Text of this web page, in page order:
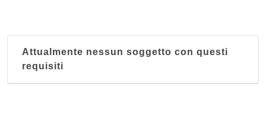
Attualmente nessun soggetto con questi
requisiti